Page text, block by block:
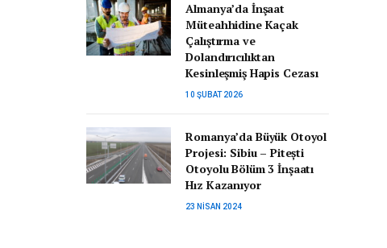
Almanya’da İnşaat
Müteahhidine Kaçak
Çalıştırma ve
Dolandırıcılıktan
Kesinleşmiş Hapis Cezası
10 ŞUBAT 2026
Romanya’da Büyük Otoyol
Projesi: Sibiu – Pitești
Otoyolu Bölüm 3 İnşaatı
Hız Kazanıyor
23 NISAN 2024